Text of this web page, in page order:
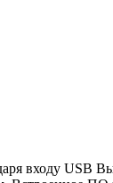
входу USB